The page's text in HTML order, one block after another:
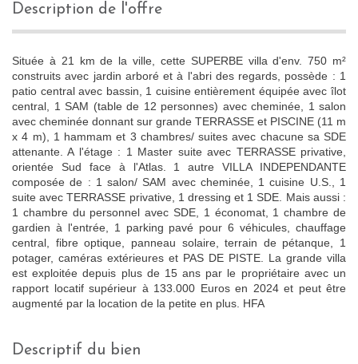
description de l'offre
Située à 21 km de la ville, cette SUPERBE villa d'env. 750 m²
construits avec jardin arboré et à l'abri des regards, possède : 1
patio central avec bassin, 1 cuisine entièrement équipée avec îlot
central, 1 SAM (table de 12 personnes) avec cheminée, 1 salon
avec cheminée donnant sur grande TERRASSE et PISCINE (11 m
x 4 m), 1 hammam et 3 chambres/ suites avec chacune sa SDE
attenante. A l'étage : 1 Master suite avec TERRASSE privative,
orientée Sud face à l'Atlas. 1 autre VILLA INDEPENDANTE
composée de : 1 salon/ SAM avec cheminée, 1 cuisine U.S., 1
suite avec TERRASSE privative, 1 dressing et 1 SDE. Mais aussi :
1 chambre du personnel avec SDE, 1 économat, 1 chambre de
gardien à l'entrée, 1 parking pavé pour 6 véhicules, chauffage
central, fibre optique, panneau solaire, terrain de pétanque, 1
potager, caméras extérieures et PAS DE PISTE. La grande villa
est exploitée depuis plus de 15 ans par le propriétaire avec un
rapport locatif supérieur à 133.000 Euros en 2024 et peut être
augmenté par la location de la petite en plus. HFA
descriptif du bien